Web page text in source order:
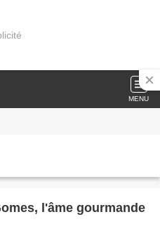
MENU
l'âme gourmande